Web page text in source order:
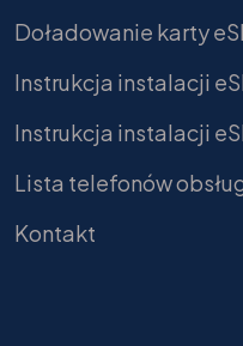
Doładowanie karty
Instrukcja instalacji
Instrukcja instalacji
Lista telefonów
Kontakt